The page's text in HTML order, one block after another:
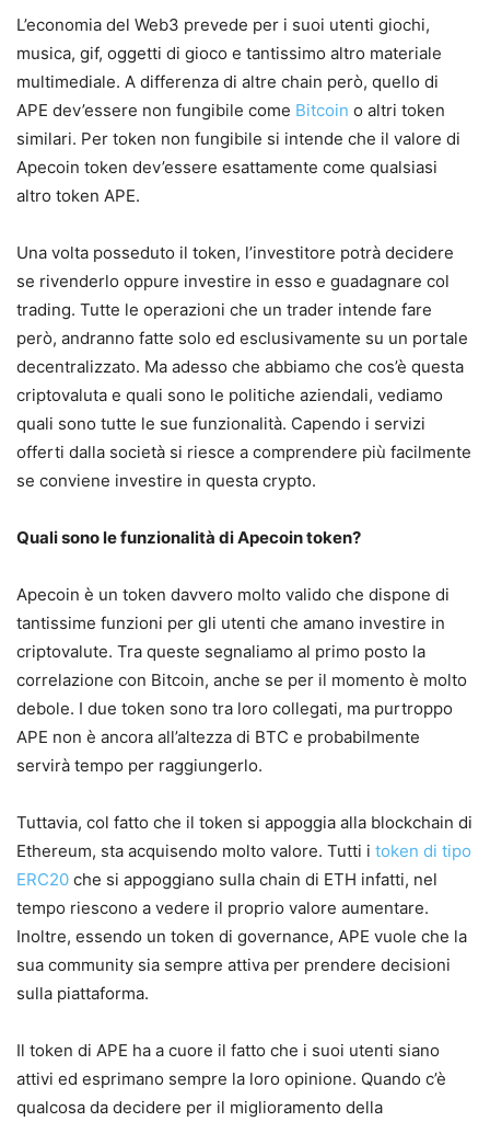
L’economia del Web3 prevede per i suoi utenti giochi,
musica, gif, oggetti di gioco e tantissimo altro materiale
multimediale. A differenza di altre chain però, quello di
APE dev’essere non fungibile come Bitcoin o altri token
similari. Per token non fungibile si intende che il valore di
Apecoin token dev’essere esattamente come qualsiasi
altro token APE.
Una volta posseduto il token, l’investitore potrà decidere
se rivenderlo oppure investire in esso e guadagnare col
trading. Tutte le operazioni che un trader intende fare
però, andranno fatte solo ed esclusivamente su un portale
decentralizzato. Ma adesso che abbiamo che cos’è questa
criptovaluta e quali sono le politiche aziendali, vediamo
quali sono tutte le sue funzionalità. Capendo i servizi
offerti dalla società si riesce a comprendere più facilmente
se conviene investire in questa crypto.
Quali sono le funzionalità di Apecoin token?
Apecoin è un token davvero molto valido che dispone di
tantissime funzioni per gli utenti che amano investire in
criptovalute. Tra queste segnaliamo al primo posto la
correlazione con Bitcoin, anche se per il momento è molto
debole. I due token sono tra loro collegati, ma purtroppo
APE non è ancora all’altezza di BTC e probabilmente
servirà tempo per raggiungerlo.
Tuttavia, col fatto che il token si appoggia alla blockchain di
Ethereum, sta acquisendo molto valore. Tutti i token di tipo
ERC20 che si appoggiano sulla chain di ETH infatti, nel
tempo riescono a vedere il proprio valore aumentare.
Inoltre, essendo un token di governance, APE vuole che la
sua community sia sempre attiva per prendere decisioni
sulla piattaforma.
Il token di APE ha a cuore il fatto che i suoi utenti siano
attivi ed esprimano sempre la loro opinione. Quando c’è
qualcosa da decidere per il miglioramento della